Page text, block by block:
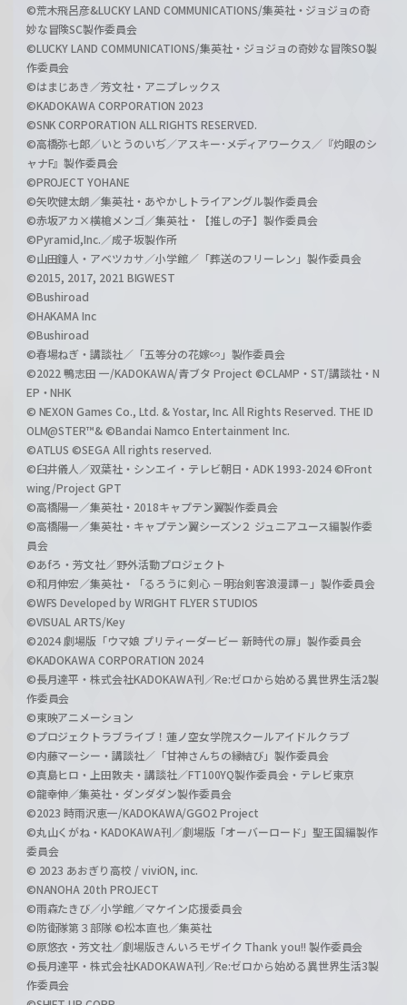
©荒木飛呂彦&LUCKY LAND COMMUNICATIONS/集英社・ジョジョの奇
妙な冒険SC製作委員会
©LUCKY LAND COMMUNICATIONS/集英社・ジョジョの奇妙な冒険SO製
作委員会
©はまじあき／芳文社・アニプレックス
©KADOKAWA CORPORATION 2023
©SNK CORPORATION ALL RIGHTS RESERVED.
©高橋弥七郎／いとうのいぢ／アスキー･メディアワークス／『灼眼のシ
ャナF』製作委員会
©PROJECT YOHANE
©矢吹健太朗／集英社・あやかしトライアングル製作委員会
©赤坂アカ×横槍メンゴ／集英社・【推しの子】製作委員会
©Pyramid,Inc.／成子坂製作所
©山田鐘人・アベツカサ／小学館／「葬送のフリーレン」製作委員会
©2015, 2017, 2021 BIGWEST
©Bushiroad
©HAKAMA Inc
©Bushiroad
©春場ねぎ・講談社／「五等分の花嫁∽」製作委員会
©2022 鴨志田 一/KADOKAWA/青ブタ Project ©CLAMP・ST/講談社・N
EP・NHK
© NEXON Games Co., Ltd. & Yostar, Inc. All Rights Reserved. THE ID
OLM@STER™& ©Bandai Namco Entertainment Inc.
©ATLUS ©SEGA All rights reserved.
©臼井儀人／双葉社・シンエイ・テレビ朝日・ADK 1993-2024 ©Front
wing/Project GPT
©高橋陽一／集英社・2018キャプテン翼製作委員会
©高橋陽一／集英社・キャプテン翼シーズン２ ジュニアユース編製作委
員会
©あfろ・芳文社／野外活動プロジェクト
©和月伸宏／集英社・「るろうに剣心 －明治剣客浪漫譚－」製作委員会
©WFS Developed by WRIGHT FLYER STUDIOS
©VISUAL ARTS/Key
©2024 劇場版「ウマ娘 プリティーダービー 新時代の扉」製作委員会
©KADOKAWA CORPORATION 2024
©長月達平・株式会社KADOKAWA刊／Re:ゼロから始める異世界生活2製
作委員会
©東映アニメーション
©プロジェクトラブライブ！蓮ノ空女学院スクールアイドルクラブ
©内藤マーシー・講談社／「甘神さんちの縁結び」製作委員会
©真島ヒロ・上田敦夫・講談社／FT100YQ製作委員会・テレビ東京
©龍幸伸／集英社・ダンダダン製作委員会
©2023 時雨沢恵一/KADOKAWA/GGO2 Project
©丸山くがね・KADOKAWA刊／劇場版「オーバーロード」聖王国編製作
委員会
© 2023 あおぎり高校 / viviON, inc.
©NANOHA 20th PROJECT
©雨森たきび／小学館／マケイン応援委員会
©防衛隊第３部隊 ©松本直也／集英社
©原悠衣・芳文社／劇場版きんいろモザイク Thank you!! 製作委員会
©長月達平・株式会社KADOKAWA刊／Re:ゼロから始める異世界生活3製
作委員会